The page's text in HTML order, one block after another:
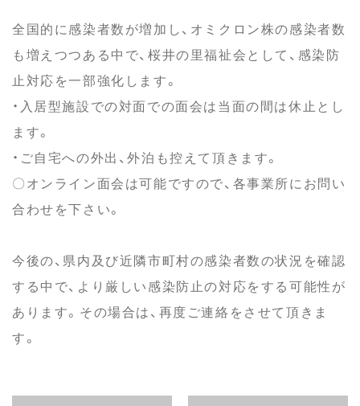
全国的に感染者数が増加し、オミクロン株の感染者数
も増えつつある中で、桜井の里福祉会として、感染防
止対応を一部強化します。
・入居型施設での対面での面会は当面の間は休止とし
ます。
・ご自宅への外出、外泊も控えて頂きます。
〇オンライン面会は可能ですので、各事業所にお問い
合わせを下さい。
今後の、県内及び近隣市町村の感染者数の状況を確認
する中で、より厳しい感染防止の対応をする可能性が
あります。その場合は、再度ご連絡をさせて頂きま
す。